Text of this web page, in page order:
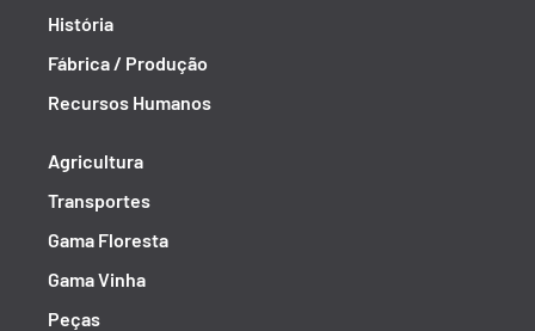
História
Fábrica / Produção
Recursos Humanos
Agricultura
Transportes
Gama Floresta
Gama Vinha
Peças